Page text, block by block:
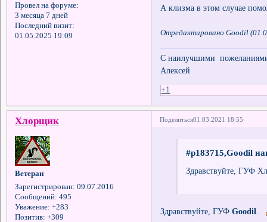
Провел на форуме:
3 месяца 7 дней
Последний визит:
01.05.2025 19:09
А клизма в этом случае
Отредактировано Goodil
С наилучшими пожеланиями
Алексей
+1
Поделиться01.03.2021 18:55
Хлорщик
Ветеран
Зарегистрирован: 09.07.2016
Сообщений: 495
Уважение: +283
Позитив: +309
#p183715,Goodil
Здравствуйте, ГУФ
Здравствуйте, ГУФGoodil.